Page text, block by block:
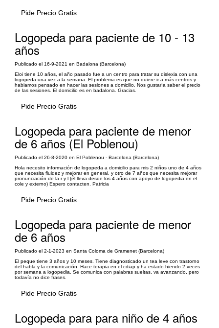
Pide Precio Gratis
Logopeda para paciente de 10 - 13
años
Publicado el 16-9-2021 en Badalona (Barcelona)
Eloi tiene 10 años, el año pasado fue a un centro para tratar su dislexia con una
logopeda una vez a la semana. El problema es que no quiere ir a más centros y
habiamos pensado en hacer las sesiones a domicilio. Nos gustaría saber el precio
de las sesiones. El domicilio es en badalona. Gracias.
Pide Precio Gratis
Logopeda para paciente de menor
de 6 años (El Poblenou)
Publicado el 26-8-2020 en El Poblenou - Barcelona (Barcelona)
Hola necesito información de logopeda a domicilio para mis 2 niños uno de 4 años
que necesita fluidez y mejorar en general, y otro de 7 años que necesita mejorar
pronunciación de la r y l (él lleva desde los 4 años con apoyo de logopedia en el
cole y externo) Espero contacten. Patricia
Pide Precio Gratis
Logopeda para paciente de menor
de 6 años
Publicado el 2-1-2023 en Santa Coloma de Gramenet (Barcelona)
El peque tiene 3 años y 10 meses. Tiene diagnosticado un tea leve con trastorno
del habla y la comunicación. Hace terapia en el cdiap y ha estado hiendo 2 veces
por semana a logopedia. Se comunica con palabras sueltas, va avanzando, pero
todavía no dice frases.
Pide Precio Gratis
Logopeda para para niño de 4 años